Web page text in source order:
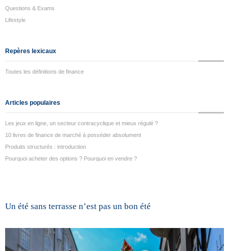
Questions & Exams
Lifestyle
Repères lexicaux
Toutes les définitions de finance
Articles populaires
Les jeux en ligne, un secteur contracyclique et mieux régulé ?
10 livres de finance de marché à posséder absolument
Produits structurés : introduction
Pourquoi acheter des options ? Pourquoi en vendre ?
Un été sans terrasse n’est pas un bon été